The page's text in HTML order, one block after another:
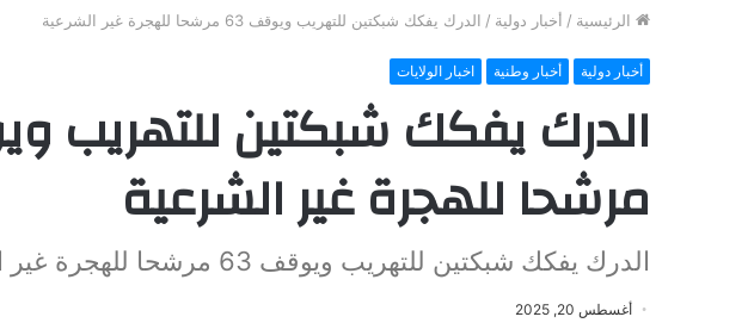
الرئيسية / أخبار دولية / الدرك يفكك شبكتين للتهريب ويوقف 63 مرشحا للهجرة غير الشرعية
أخبار دولية أخبار وطنية اخبار الولايات
مرشحا للهجرة غير الشرعية
الدرك يفكك شبكتين للتهريب ويوقف 63 مرشحا للهجرة غير الشرعية
أغسطس 20, 2025